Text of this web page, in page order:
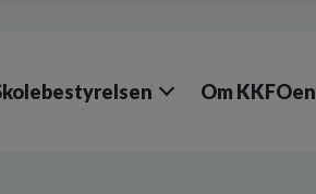
Om KKFOen